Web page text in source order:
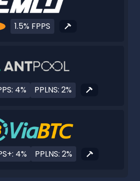
1.5% FPPS
4% PPLNS: 2%
4% PPLNS: 2%